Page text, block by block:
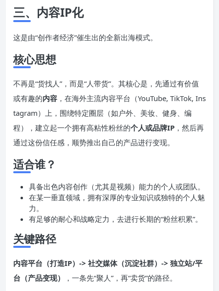
三、内容IP化
这是由“创作者经济”催生出的全新出海模式。
核心思想
不再是“货找人”，而是“人带货”。其核心是，先通过有价值
或有趣的内容 ，在海外主流内容平台（YouTube, TikTok, Ins
tagram）上，围绕特定圈层（如户外、美妆、健身、编
程），建立起一个拥有高粘性粉丝的个人或品牌IP ，然后再
通过这份信任感，顺势推出自己的产品进行变现。
适合谁？
具备出色内容创作（尤其是视频）能力的个人或团队。
在某一垂直领域，拥有深厚的专业知识或独特的个人魅
力。
有足够的耐心和战略定力，去进行长期的“粉丝积累”。
关键路径
内容平台（打造IP）-> 社交媒体（沉淀社群）-> 独立站/平
台（产品变现）
，一条先“聚人”，再“卖货”的路径。